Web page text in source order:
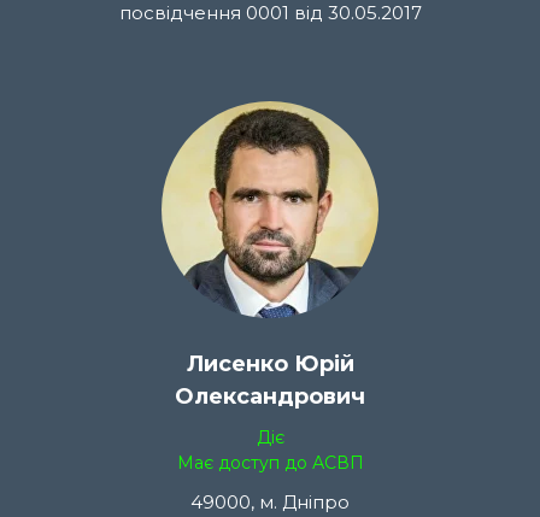
посвідчення 0001 від 30.05.2017
Лисенко Юрій
Олександрович
Діє
Має доступ до АСВП
49000, м. Дніпро